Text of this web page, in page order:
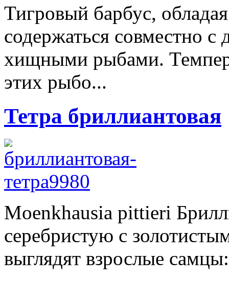
Тигровый барбус,
содержаться совместно
хищными рыбами.
этих рыбо...
Тетра бриллиантовая
Moenkhausia pittieri
серебристую с
выглядят взрослые